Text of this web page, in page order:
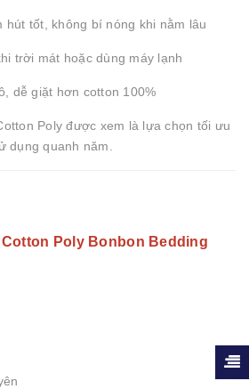
hút tốt, không bí nóng khi nằm lâu
trời mát hoặc dùng máy lạnh
dễ giặt hơn cotton 100%
Poly được xem là lựa chọn tối ưu
dụng quanh năm.
Poly Bonbon Bedding